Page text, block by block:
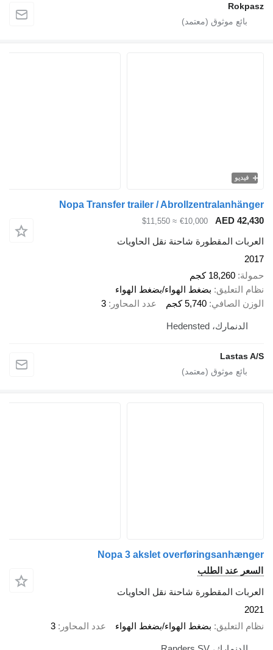
Rokpasz
فيديو
Nopa Transfer trailer / Abrollzentralanhänger
AED 42,430
€10,000
≈ $11,550
العربات المقطورة شاحنة نقل الحاويات
2017
حمولة 18,260 كجم
نظام التعليق بضغط الهواء/بضغط الهواء
الوزن الصافي 5,740 كجم عدد المحاور 3
الدنمارك، Hedensted
Lastas A/S
Nopa 3 akslet overføringsanhænger
السعر عند الطلب
العربات المقطورة شاحنة نقل الحاويات
2021
نظام التعليق بضغط الهواء/بضغط الهواء عدد المحاور 3